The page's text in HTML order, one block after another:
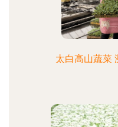
太白高山蔬菜